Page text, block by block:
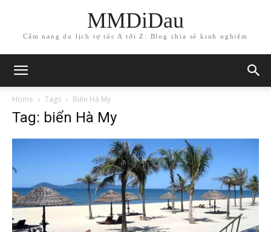
MMDiDau
Cẩm nang du lịch tự túc A tới Z: Blog chia sẻ kinh nghiệm
Home Tags Biển Hà My
Tag: biển Hà My